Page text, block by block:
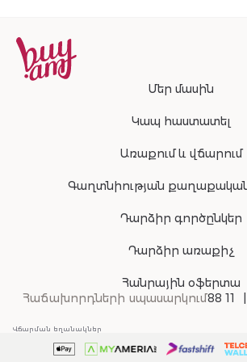
Մեր մասին
Կապ հաստատել
Առաքում և վճարում
Գաղտնիության
Դարձիր գործընկեր
Դարձիր առաքիչ
Հանրային օֆերտա
Հաճախորդների սպասարկում88 11
Վճարման եղանակներ